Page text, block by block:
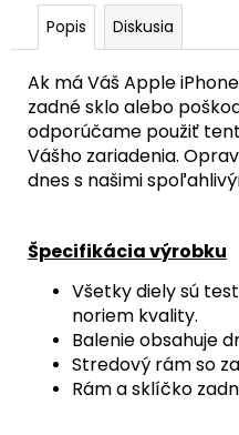
Popis Diskusia
Ak má Váš Apple
zadné sklo alebo
odporúčame použiť
Vášho zariadenia.
dnes s našimi
Špecifikácia výrobku
Všetky diely sú
noriem kvality.
Balenie obsahuje
Stredový rám so
Rám a sklíčko